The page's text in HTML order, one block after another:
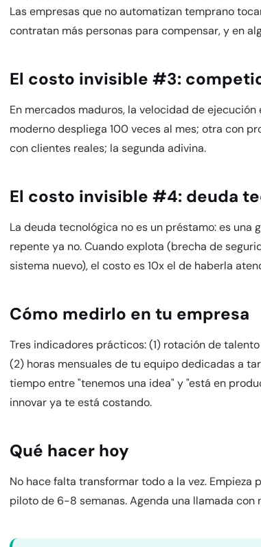
Las empresas que no automatizan temprano
contratan más personas para compensar, y en
El costo invisible #3:
En mercados maduros, la velocidad de
moderno despliega 100 veces al mes; otra con
con clientes reales; la segunda adivina.
El costo invisible #4: deuda
La deuda tecnológica no es un préstamo: es
repente ya no. Cuando explota (brecha de
sistema nuevo), el costo es 10x el de haberla
Cómo medirlo en tu empresa
Tres indicadores prácticos: (1) rotación de
(2) horas mensuales de tu equipo dedicadas a
tiempo entre "tenemos una idea" y "está en
innovar ya te está costando.
Qué hacer hoy
No hace falta transformar todo a la vez.
piloto de 6-8 semanas. Agenda una llamada